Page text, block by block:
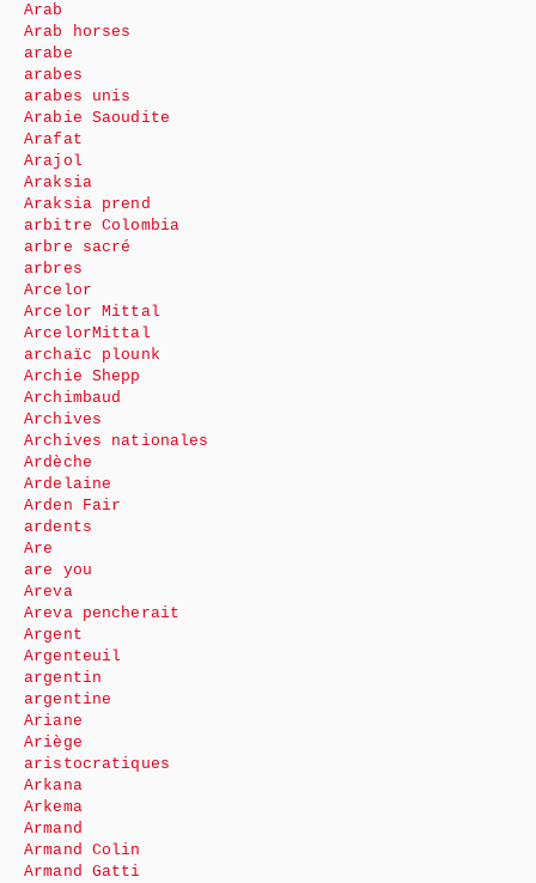
Arab
Arab horses
arabe
arabes
arabes unis
Arabie Saoudite
Arafat
Arajol
Araksia
Araksia prend
arbitre Colombia
arbre sacré
arbres
Arcelor
Arcelor Mittal
ArcelorMittal
archaïc plounk
Archie Shepp
Archimbaud
Archives
Archives nationales
Ardèche
Ardelaine
Arden Fair
ardents
Are
are you
Areva
Areva pencherait
Argent
Argenteuil
argentin
argentine
Ariane
Ariège
aristocratiques
Arkana
Arkema
Armand
Armand Colin
Armand Gatti